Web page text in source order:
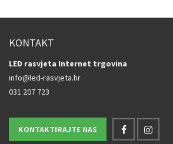
KONTAKT
LED rasvjeta Internet trgovina
info@led-rasvjeta.hr
031 207 723
KONTAKTIRAJTE NAS